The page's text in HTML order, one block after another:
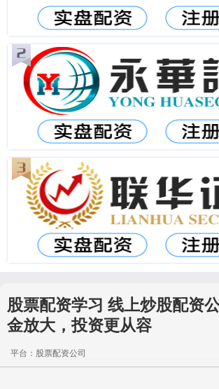
股票配资学习 线上炒股配资
金放大，投资更从容
平台：股票配资公司